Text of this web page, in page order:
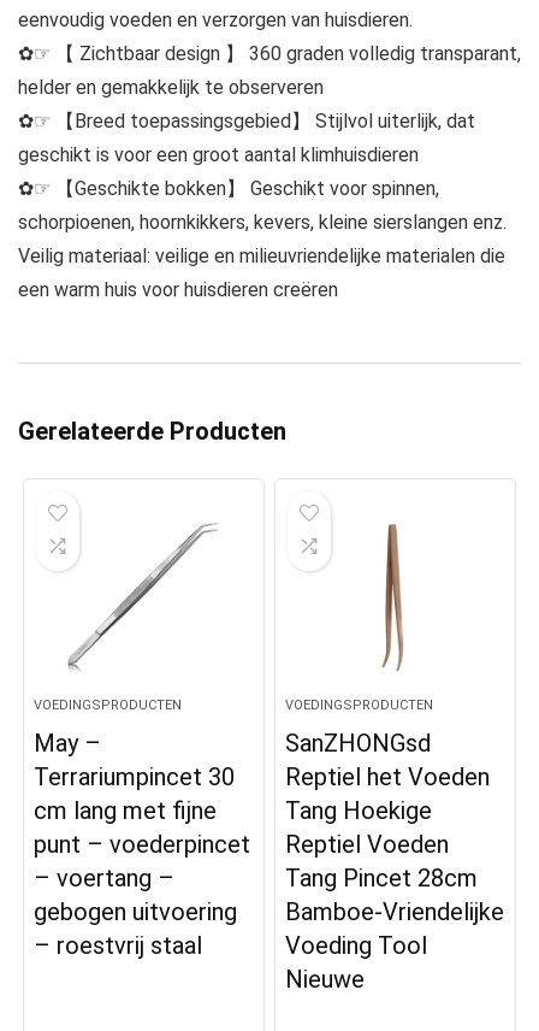
eenvoudig voeden en verzorgen van huisdieren.
✿☞ 【 Zichtbaar design 】 360 graden volledig transparant,
helder en gemakkelijk te observeren
✿☞ 【Breed toepassingsgebied】 Stijlvol uiterlijk, dat
geschikt is voor een groot aantal klimhuisdieren
✿☞ 【Geschikte bokken】 Geschikt voor spinnen,
schorpioenen, hoornkikkers, kevers, kleine sierslangen enz.
Veilig materiaal: veilige en milieuvriendelijke materialen die
een warm huis voor huisdieren creëren
Gerelateerde Producten
VOEDINGSPRODUCTEN
May –
Terrariumpincet 30
cm lang met fijne
punt – voederpincet
– voertang –
gebogen uitvoering
– roestvrij staal
VOEDINGSPRODUCTEN
SanZHONGsd
Reptiel het Voeden
Tang Hoekige
Reptiel Voeden
Tang Pincet 28cm
Bamboe-Vriendelijke
Voeding Tool
Nieuwe